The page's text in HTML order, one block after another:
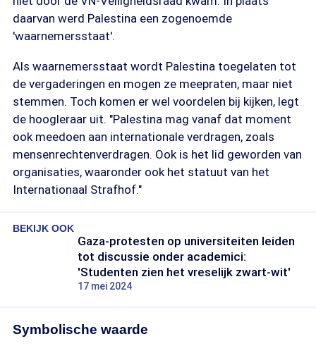
daarvan werd Palestina een zogenoemde
'waarnemersstaat'.
Als waarnemersstaat wordt Palestina toegelaten tot
de vergaderingen en mogen ze meepraten, maar niet
stemmen. Toch komen er wel voordelen bij kijken, legt
de hoogleraar uit. "Palestina mag vanaf dat moment
ook meedoen aan internationale verdragen, zoals
mensenrechtenverdragen. Ook is het lid geworden van
organisaties, waaronder ook het statuut van het
Internationaal Strafhof."
BEKIJK OOK
Gaza-protesten op universiteiten leiden
tot discussie onder academici:
'Studenten zien het vreselijk zwart-wit'
17 mei 2024
Symbolische waarde